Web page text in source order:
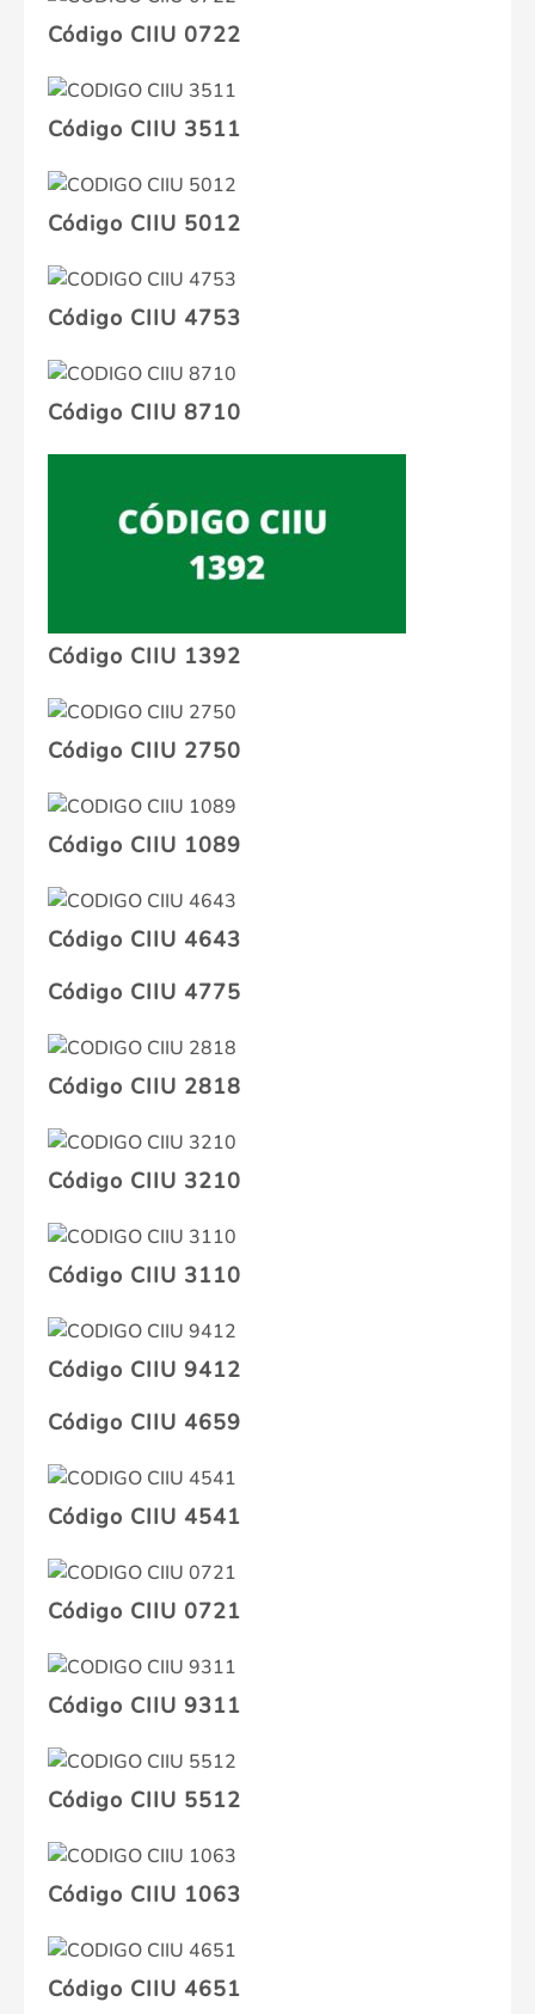
Código CIIU 0722
Código CIIU 3511
Código CIIU 5012
Código CIIU 4753
Código CIIU 8710
Código CIIU 1392
Código CIIU 2750
Código CIIU 1089
Código CIIU 4643
Código CIIU 4775
Código CIIU 2818
Código CIIU 3210
Código CIIU 3110
Código CIIU 9412
Código CIIU 4659
Código CIIU 4541
Código CIIU 0721
Código CIIU 9311
Código CIIU 5512
Código CIIU 1063
Código CIIU 4651